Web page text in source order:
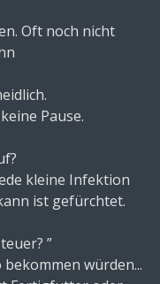
Oft noch nicht
Pause.
kleine Infektion
ist gefürchtet.
”
würden...